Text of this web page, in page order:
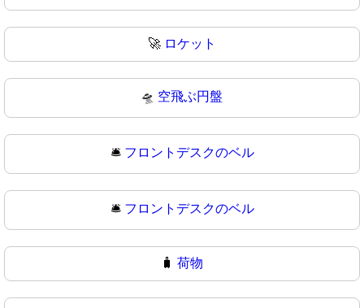
🚀 ロケット
🛸 空飛ぶ円盤
🛎️ フロントデスクのベル
🛎 フロントデスクのベル
🧳 荷物